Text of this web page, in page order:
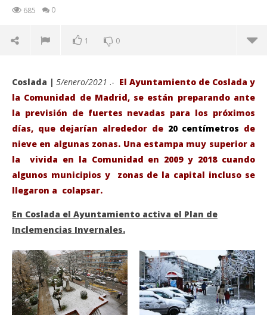
685 0
1 0
VIENDO AHORA
además de Regalos.
enero
5,
2021
Admin
de
5,
Coslada | 5/enero/2021 .- El Ayuntamiento de Coslada y
la Comunidad de Madrid, se están preparando ante
la previsión de fuertes nevadas para los próximos
días, que dejarían alrededor de 20 centímetros de
nieve en algunas zonas. Una estampa muy superior a
la vivida en la Comunidad en 2009 y 2018 cuando
algunos municipios y zonas de la capital incluso se
llegaron a colapsar.
En Coslada el Ayuntamiento activa el Plan de
Inclemencias Invernales.